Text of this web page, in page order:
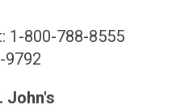
1-800-788-8555
9792
John's